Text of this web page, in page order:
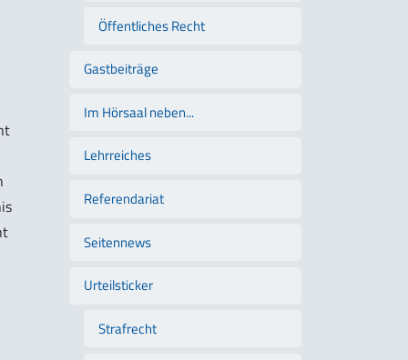
Öffentliches Recht
Gastbeiträge
Im Hörsaal neben...
Lehrreiches
Referendariat
Seitennews
Urteilsticker
Strafrecht